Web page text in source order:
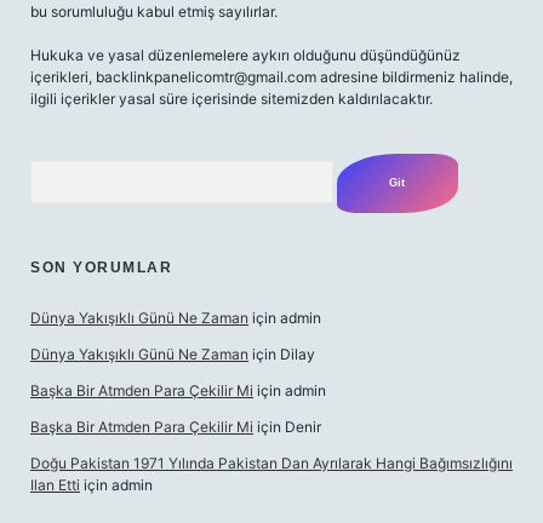
bu sorumluluğu kabul etmiş sayılırlar.
Hukuka ve yasal düzenlemelere aykırı olduğunu düşündüğünüz
içerikleri, backlinkpanelicomtr@gmail.com adresine bildirmeniz halinde,
ilgili içerikler yasal süre içerisinde sitemizden kaldırılacaktır.
SON YORUMLAR
Dünya Yakışıklı Günü Ne Zaman için admin
Dünya Yakışıklı Günü Ne Zaman için Dilay
Başka Bir Atmden Para Çekilir Mi için admin
Başka Bir Atmden Para Çekilir Mi için Denir
Doğu Pakistan 1971 Yılında Pakistan Dan Ayrılarak Hangi Bağımsızlığını
Ilan Etti için admin